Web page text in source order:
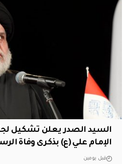
السيد الصدر يعلن تشكيل
الإمام علي (ع) بذكرى وفاة
قبل يومين